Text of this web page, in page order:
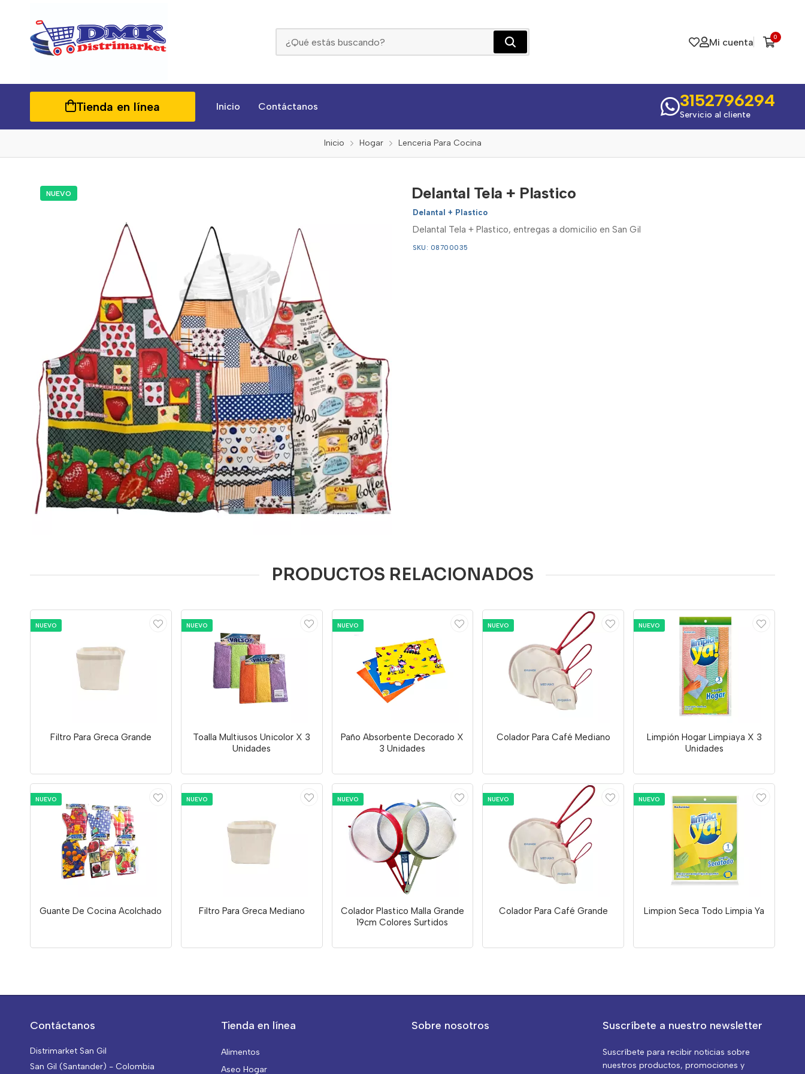
Mi cuenta 0
Tienda en línea Inicio Contáctanos 3152796294
Servicio al cliente
Inicio Hogar Lenceria Para Cocina
NUEVO Delantal Tela + Plastico
Delantal + Plastico
Delantal Tela + Plastico, entregas a domicilio en San Gil
SKU: 08700035
PRODUCTOS RELACIONADOS
NUEVO
Filtro Para Greca Grande
NUEVO
Toalla Multiusos Unicolor X 3
Unidades
NUEVO
Paño Absorbente Decorado X
3 Unidades
NUEVO
Colador Para Café Mediano
NUEVO
Limpión Hogar Limpiaya X 3
Unidades
NUEVO
Guante De Cocina Acolchado
NUEVO
Filtro Para Greca Mediano
NUEVO
Colador Plastico Malla Grande
19cm Colores Surtidos
NUEVO
Colador Para Café Grande
NUEVO
Limpion Seca Todo Limpia Ya
Contáctanos
Distrimarket San Gil
San Gil (Santander) - Colombia
Tienda en línea
Alimentos
Aseo Hogar
Sobre nosotros Suscríbete a nuestro newsletter
Suscríbete para recibir noticias sobre
nuestros productos, promociones y